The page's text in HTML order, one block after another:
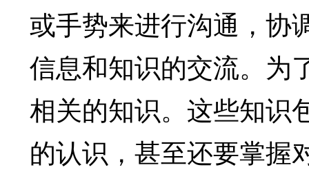
或手势来进行沟通，协
信息和知识的交流。为
相关的知识。这些知识
的认识，甚至还要掌握